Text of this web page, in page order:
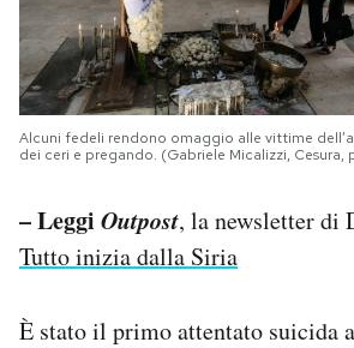
Alcuni fedeli rendono omaggio alle vittime
dei ceri e pregando. (Gabriele Micalizzi, Cesura,
– Leggi Outpost, la newsletter di
Tutto inizia dalla Siria
È stato il primo attentato suicida